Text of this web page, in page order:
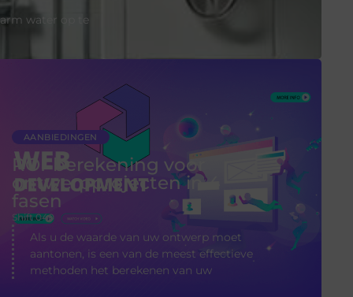
water op te
AANBIEDINGEN
ROI-berekening voor
ontwerpprojecten in 4
fasen
Shift 040
Als u de waarde van uw ontwerp moet
aantonen, is een van de meest effectieve
methoden het berekenen van uw